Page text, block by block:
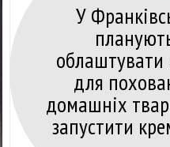
У
облаштувати
для
домашніх
запустити